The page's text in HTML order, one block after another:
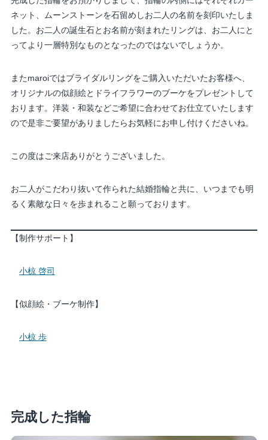
ネット、ムーンストーンを石留めしお二人の名前を刻印いたしま
した。お二人の誕生石とお名前が刻まれたリングは、お二人にと
ってより一層特別なものとなったのではないでしょうか。
またmaroiではブライダルリングをご購入いただいたお客様へ、
オリジナルの似顔絵とドライフラワーのブーケをプレゼントして
おります。洋装・和装などご希望に合わせてお仕立ていたします
ので是非ご要望がありましたらお気軽にお申し付けくださいね。
この度はご来店ありがとうございました。
お二人がこだわり抜いて作られた結婚指輪と共に、いつまでも明
るく素敵な日々を歩まれること願っております。
【制作サポート】
小椋 啓司
【似顔絵・ブーケ制作】
小椋 歩
完成した指輪